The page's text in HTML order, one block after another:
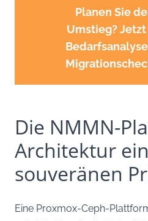
Planen Sie
Umstieg?
Die NMMN-
Architektur
souveränen
Eine Proxmox-Ceph-